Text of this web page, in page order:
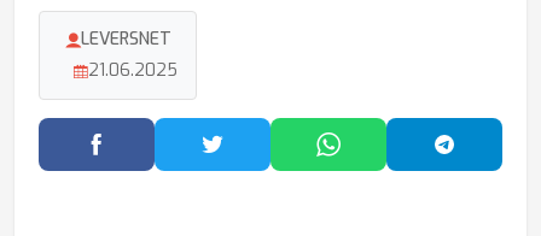
LEVERSNET
21.06.2025
Facebook'ta PaylaşTwitter'da PaylaşWhatsApp'ta Paylaş